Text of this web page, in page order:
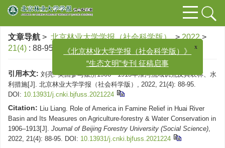
文章导航 > 北京林业大学学报（社会科学版）>2022>
21(4) : 88-95. > DOI:10.13931/j.cnki.bjfuss.2021224
引用本文: 刘亮. 美国参与赈济1906—1913年淮河流域饥荒及其农林、水
利措施[J]. 北京林业大学学报（社会科学版）, 2022, 21(4): 88-95.
DOI: 10.13931/j.cnki.bjfuss.2021224
Citation: Liu Liang. Role of America in Famine Relief in Huai River
Basin and Its Measures on Agriculture-forestry & Water Conservation in
1906–1913[J]. Journal of Beijing Forestry University (Social Science),
2022, 21(4): 88-95. DOI: 10.13931/j.cnki.bjfuss.2021224
《北京林业大学学报（社会科学版）》
“生态文明”专刊 征稿启事